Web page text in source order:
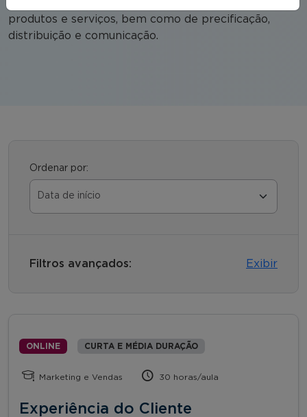
produtos e serviços, bem como de precificação,
distribuição e comunicação.
Ordenar por:
Filtros avançados: Exibir
ONLINE CURTA E MÉDIA DURAÇÃO
Marketing e Vendas 30 horas/aula
Experiência do Cliente